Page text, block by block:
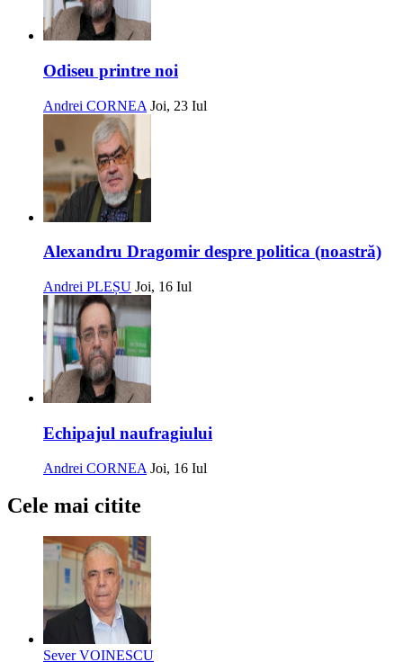
Odiseu printre noi
Andrei CORNEA Joi, 23 Iul
Alexandru Dragomir despre politica (noastră)
Andrei PLEȘU Joi, 16 Iul
Echipajul naufragiului
Andrei CORNEA Joi, 16 Iul
Cele mai citite
Sever VOINESCU